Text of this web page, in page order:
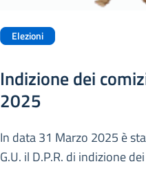
Elezioni
Indizione dei
2025
In data 31 Marzo 2025 è
G.U. il D.P.R. di indizione